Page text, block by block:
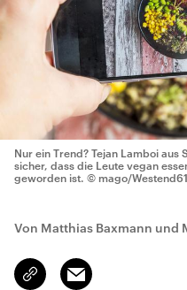
Nur ein Trend? Tejan Lamboi aus
sicher, dass die Leute vegan
geworden ist. © mago/Westend61
Von Matthias Baxmann und
Link
kopieren/teilen
Email